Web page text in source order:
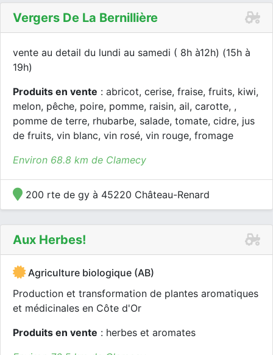
Vergers De La Bernillière
vente au detail du lundi au samedi ( 8h à12h) (15h à
19h)
Produits en vente : abricot, cerise, fraise, fruits, kiwi,
melon, pêche, poire, pomme, raisin, ail, carotte, ,
pomme de terre, rhubarbe, salade, tomate, cidre, jus
de fruits, vin blanc, vin rosé, vin rouge, fromage
Environ 68.8 km de Clamecy
200 rte de gy à 45220 Château-Renard
Aux Herbes!
Agriculture biologique (AB)
Production et transformation de plantes aromatiques
et médicinales en Côte d'Or
Produits en vente : herbes et aromates